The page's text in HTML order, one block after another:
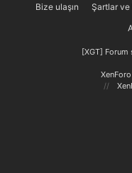
Bize ulaşın
Şartlar ve
[XGT]